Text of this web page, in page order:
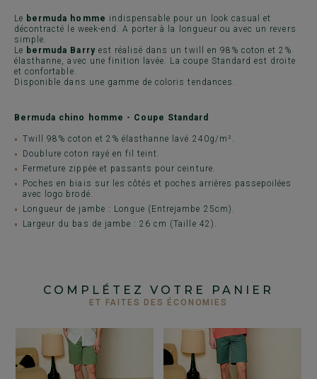
Le bermuda homme indispensable pour un look casual et
décontracté le week-end. A porter à la longueur ou avec un revers
simple.
Le bermuda Barry est réalisé dans un twill en 98% coton et 2%
élasthanne, avec une finition lavée. La coupe Standard est droite
et confortable.
Disponible dans une gamme de coloris tendances.
Bermuda chino homme - Coupe Standard
Twill 98% coton et 2% élasthanne lavé 240g/m².
Doublure coton rayé en fil teint.
Fermeture zippée et passants pour ceinture.
Poches en biais sur les côtés et poches arrières passepoilées
avec logo brodé.
Longueur de jambe : Longue (Entrejambe 25cm).
Largeur du bas de jambe : 26 cm (Taille 42).
COMPLÉTEZ VOTRE PANIER
ET FAITES DES ÉCONOMIES